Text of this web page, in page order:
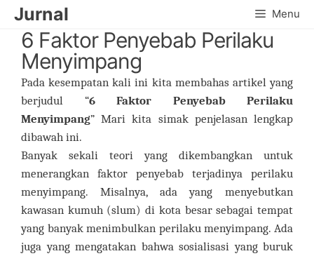
Skip
content
Jurnal Menu
6 Faktor Penyebab Perilaku
Menyimpang
Pada kesempatan kali ini kita membahas artikel yang
berjudul “6 Faktor Penyebab Perilaku
Menyimpang” Mari kita simak penjelasan lengkap
dibawah ini.
Banyak sekali teori yang dikembangkan untuk
menerangkan faktor penyebab terjadinya perilaku
menyimpang. Misalnya, ada yang menyebutkan
kawasan kumuh (slum) di kota besar sebagai tempat
yang banyak menimbulkan perilaku menyimpang. Ada
juga yang mengatakan bahwa sosialisasi yang buruk